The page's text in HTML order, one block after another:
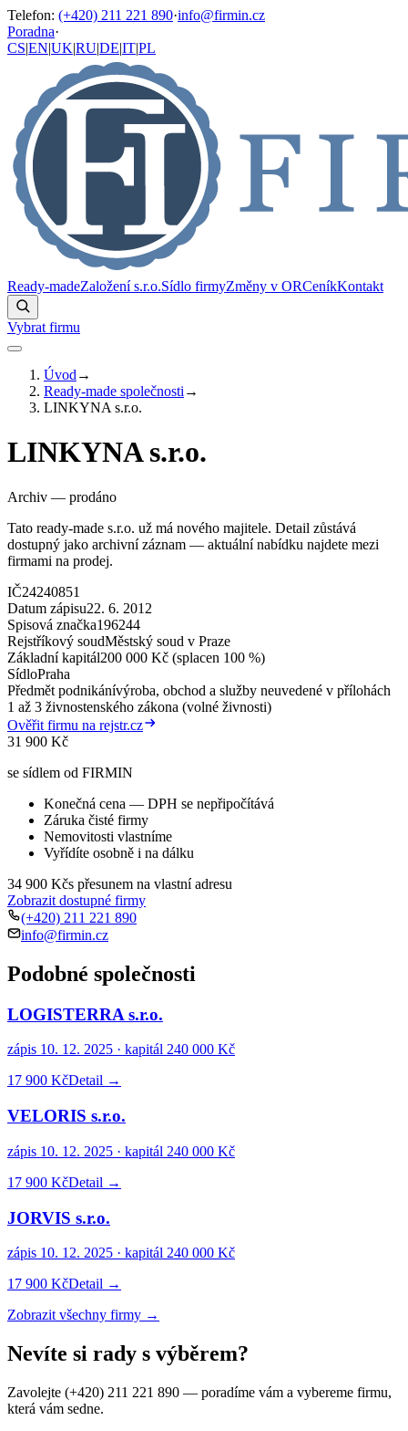
Telefon: (+420) 211 221 890·info@firmin.cz
Poradna·
CS|EN|UK|RU|DE|IT|PL
Ready-madeZaložení s.r.o.Sídlo firmyZměny v ORCeníkKontakt
Vybrat firmu
Úvod →
Ready-made společnosti →
LINKYNA s.r.o.
LINKYNA s.r.o.
Archiv — prodáno
Tato ready-made s.r.o. už má nového majitele. Detail zůstává
dostupný jako archivní záznam — aktuální nabídku najdete mezi
firmami na prodej.
IČ24240851
Datum zápisu22. 6. 2012
Spisová značka196244
Rejstříkový soudMěstský soud v Praze
Základní kapitál200 000 Kč (splacen 100 %)
SídloPraha
Předmět podnikánívýroba, obchod a služby neuvedené v přílohách
1 až 3 živnostenského zákona (volné živnosti)
Ověřit firmu na rejstr.cz
31 900 Kč
se sídlem od FIRMIN
Konečná cena — DPH se nepřipočítává
Záruka čisté firmy
Nemovitosti vlastníme
Vyřídíte osobně i na dálku
34 900 Kčs přesunem na vlastní adresu
Zobrazit dostupné firmy
(+420) 211 221 890
info@firmin.cz
Podobné společnosti
LOGISTERRA s.r.o.
zápis 10. 12. 2025 · kapitál 240 000 Kč
17 900 KčDetail →
VELORIS s.r.o.
zápis 10. 12. 2025 · kapitál 240 000 Kč
17 900 KčDetail →
JORVIS s.r.o.
zápis 10. 12. 2025 · kapitál 240 000 Kč
17 900 KčDetail →
Zobrazit všechny firmy →
Nevíte si rady s výběrem?
Zavolejte (+420) 211 221 890 — poradíme vám a vybereme firmu,
která vám sedne.